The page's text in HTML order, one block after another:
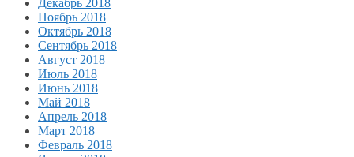
Декабрь 2018
Ноябрь 2018
Октябрь 2018
Сентябрь 2018
Август 2018
Июль 2018
Июнь 2018
Май 2018
Апрель 2018
Март 2018
Февраль 2018